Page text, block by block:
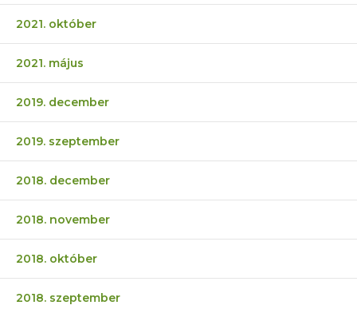
2021. október
2021. május
2019. december
2019. szeptember
2018. december
2018. november
2018. október
2018. szeptember